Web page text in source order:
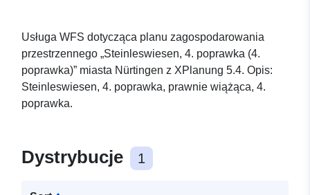
Usługa WFS dotycząca planu zagospodarowania
przestrzennego „Steinleswiesen, 4. poprawka (4.
poprawka)” miasta Nürtingen z XPlanung 5.4. Opis:
Steinleswiesen, 4. poprawka, prawnie wiążąca, 4.
poprawka.
Dystrybucje 1